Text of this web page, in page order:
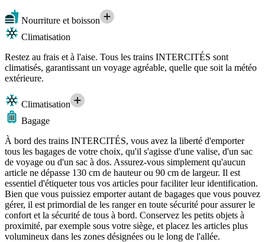
Nourriture et boisson
Climatisation
Restez au frais et à l'aise. Tous les trains INTERCITÉS sont
climatisés, garantissant un voyage agréable, quelle que soit la météo
extérieure.
Climatisation
Bagage
À bord des trains INTERCITÉS, vous avez la liberté d'emporter
tous les bagages de votre choix, qu'il s'agisse d'une valise, d'un sac
de voyage ou d'un sac à dos. Assurez-vous simplement qu'aucun
article ne dépasse 130 cm de hauteur ou 90 cm de largeur. Il est
essentiel d'étiqueter tous vos articles pour faciliter leur identification.
Bien que vous puissiez emporter autant de bagages que vous pouvez
gérer, il est primordial de les ranger en toute sécurité pour assurer le
confort et la sécurité de tous à bord. Conservez les petits objets à
proximité, par exemple sous votre siège, et placez les articles plus
volumineux dans les zones désignées ou le long de l'allée.